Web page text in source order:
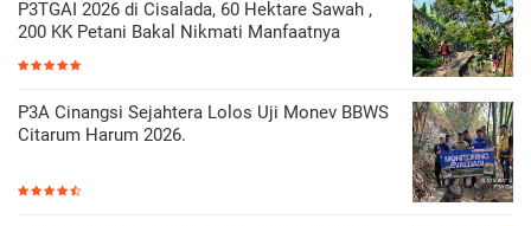
P3TGAI 2026 di Cisalada, 60 Hektare Sawah ,
200 KK Petani Bakal Nikmati Manfaatnya
P3A Cinangsi Sejahtera Lolos Uji Monev BBWS
Citarum Harum 2026.